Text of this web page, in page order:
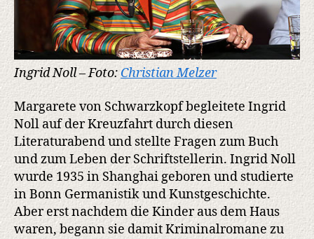
Ingrid Noll – Foto: Christian Melzer
Margarete von Schwarzkopf begleitete Ingrid
Noll auf der Kreuzfahrt durch diesen
Literaturabend und stellte Fragen zum Buch
und zum Leben der Schriftstellerin. Ingrid Noll
wurde 1935 in Shanghai geboren und studierte
in Bonn Germanistik und Kunstgeschichte.
Aber erst nachdem die Kinder aus dem Haus
waren, begann sie damit Kriminalromane zu